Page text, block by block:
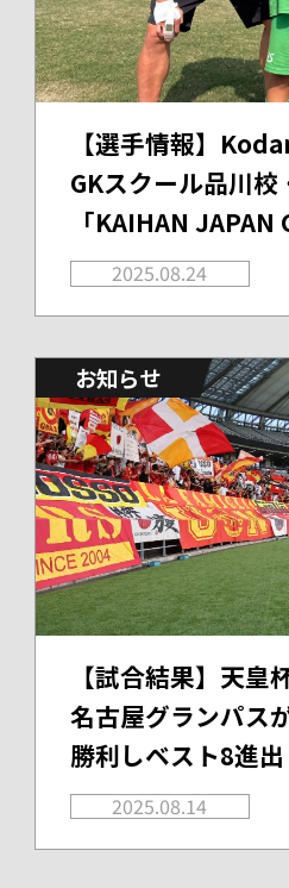
【選手情報】
GKスクール品川
「KAIHAN JAPAN
2025.08.24
お知らせ
【試合結果】天皇
名古屋グランパス
勝利しベスト8進出
2025.08.14